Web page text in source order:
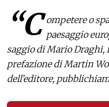
“C ompetere o
paesaggio
saggio di Mario Draghi,
prefazione di Martin
dell’editore,